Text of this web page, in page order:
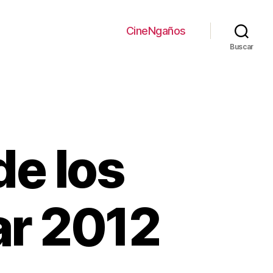
CineNgaños
Buscar
los
2012